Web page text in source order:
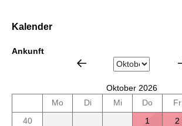
Kalender
Ankunft
Oktober 2026
Mo
Di Mi Do Fr
40
1 2